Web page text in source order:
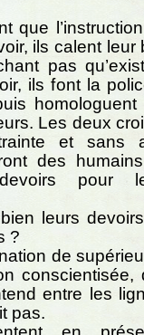
que
ils calent
pas
ils font la
Les deux
et sans
des humains
pour
leurs
?
de
conscientisée,
entre les
pas.